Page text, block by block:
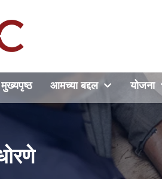
मुख्यपृष्ठ आमच्या बद्दल योजना